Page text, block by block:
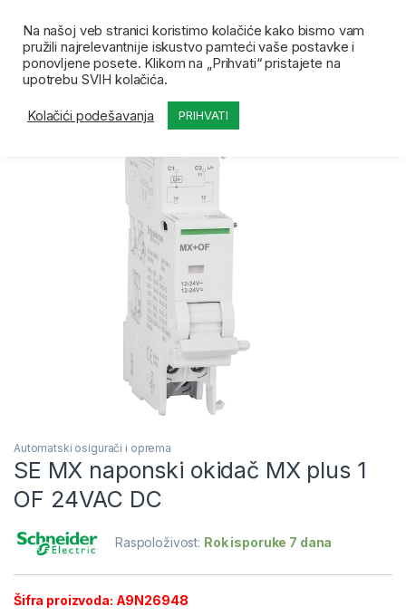
Početna Prodavnica Automatski osigurači i oprema
Automatski osigurači i oprema
SE MX naponski okidač MX plus 1
OF 24VAC DC
Raspoloživost: Rok isporuke 7 dana
Šifra proizvoda: A9N26948
Na našoj veb stranici koristimo kolačiće kako bismo vam
pružili najrelevantnije iskustvo pamteći vaše postavke i
ponovljene posete. Klikom na „Prihvati“ pristajete na
upotrebu SVIH kolačića.
Kolačići podešavanja PRIHVATI